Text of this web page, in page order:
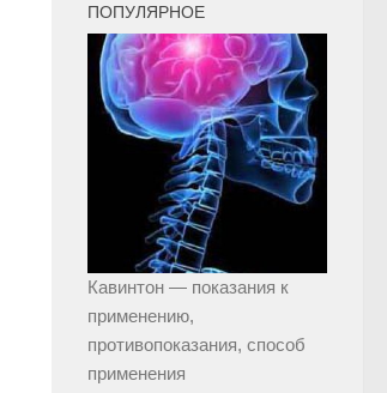
ПОПУЛЯРНОЕ
Кавинтон — показания к
применению,
противопоказания, способ
применения